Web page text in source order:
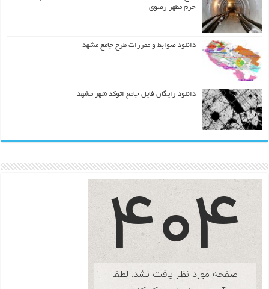
حرم مطهر رضوي
دانلود ضوابط و مقررات طرح جامع مشهد
دانلود رایگان فایل جامع اتوکد شهر مشهد